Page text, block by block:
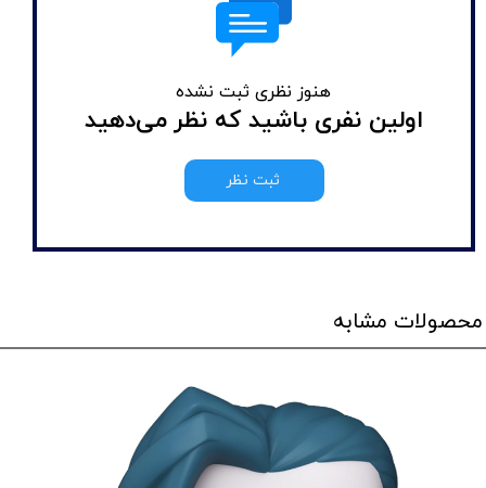
هنوز نظری ثبت نشده
اولین نفری باشید که نظر می‌دهید
ثبت نظر
محصولات مشابه